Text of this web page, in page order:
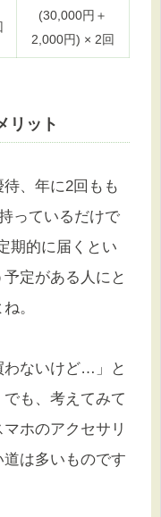
(30,000円＋
2,000円) × 2回
リット
、年に2回もも
っているだけで
期的に届くとい
定がある人にと
。
わないけど…」と
も、考えてみて
ホのアクセサリ
は多いものです